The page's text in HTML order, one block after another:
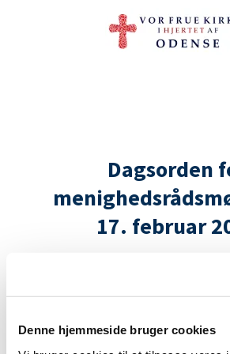
Denne hjemmeside bruger cookies
Dagsorden
17. februar
1. Kirkens liv og vækst.
2. Forslag om en visionsdag.
3. Fra sidste